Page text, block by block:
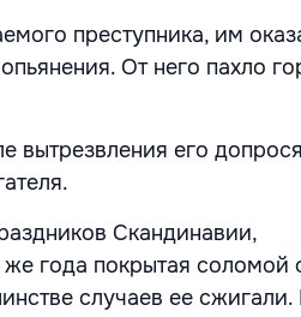
преступника, им
От него пахло
вытрезвления его
Скандинавии,
года покрытая соломой
случаев ее сжигали.